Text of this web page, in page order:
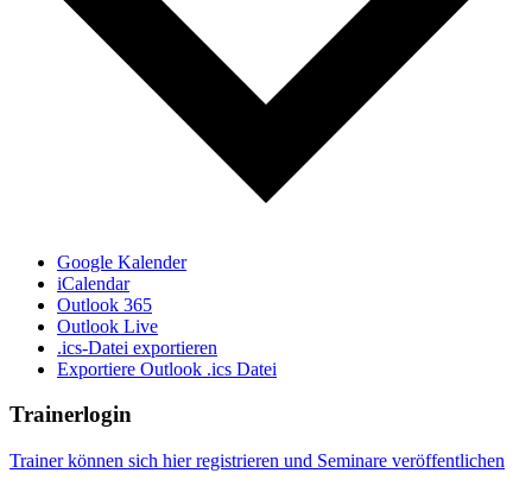
Google Kalender
iCalendar
Outlook 365
Outlook Live
.ics-Datei exportieren
Exportiere Outlook .ics Datei
Trainerlogin
Trainer können sich hier registrieren und Seminare veröffentlichen